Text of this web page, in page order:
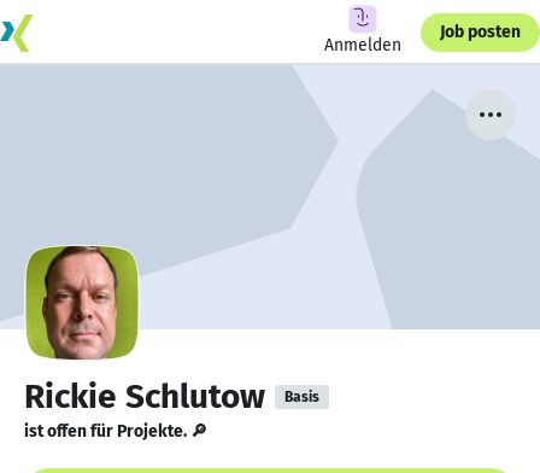
Anmelden
Job posten
Rickie Schlutow Basis
ist offen für Projekte. 🔎